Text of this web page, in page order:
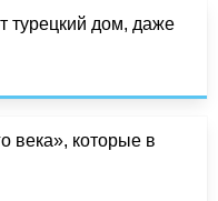
турецкий дом, даже
века», которые в